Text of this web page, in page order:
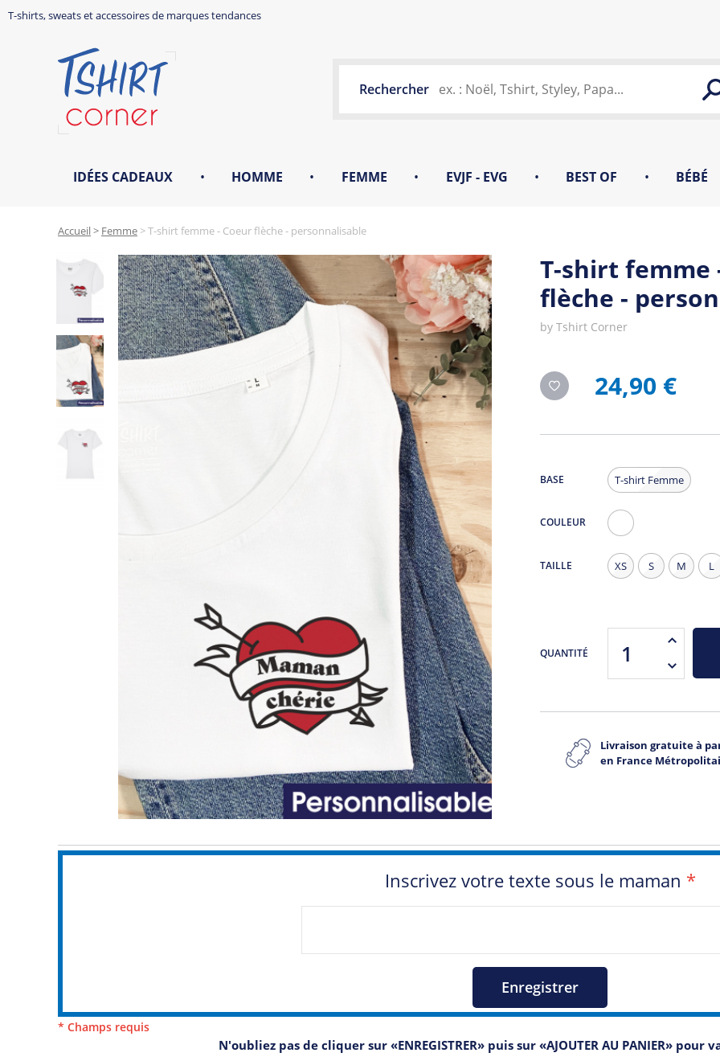
T-shirts, sweats et accessoires de marques tendances
Rechercher
IDÉES CADEAUX • HOMME • FEMME • EVJF - EVG • BEST OF • BÉBÉ
Accueil> Femme >T-shirt femme - Coeur flèche - personnalisable
T-shirt femme
flèche -
by Tshirt Corner
24,90 €
BASE T-shirt Femme
COULEUR
TAILLE XS S M L
QUANTITÉ
Livraison gratuite à
en France
Inscrivez votre texte sous le maman *
Enregistrer
* Champs requis
N'oubliez pas de cliquer sur «ENREGISTRER» puis sur «AJOUTER AU PANIER»